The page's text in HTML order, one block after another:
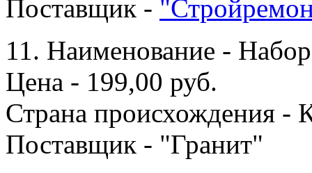
Поставщик -
11. Наименование -
Цена - 199,00 руб.
Страна происхождения -
Поставщик - "Гранит"